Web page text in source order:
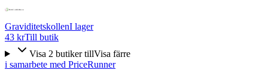
GraviditetskollenI lager
43 krTill butik
Visa 2 butiker tillVisa färre
i samarbete med PriceRunner